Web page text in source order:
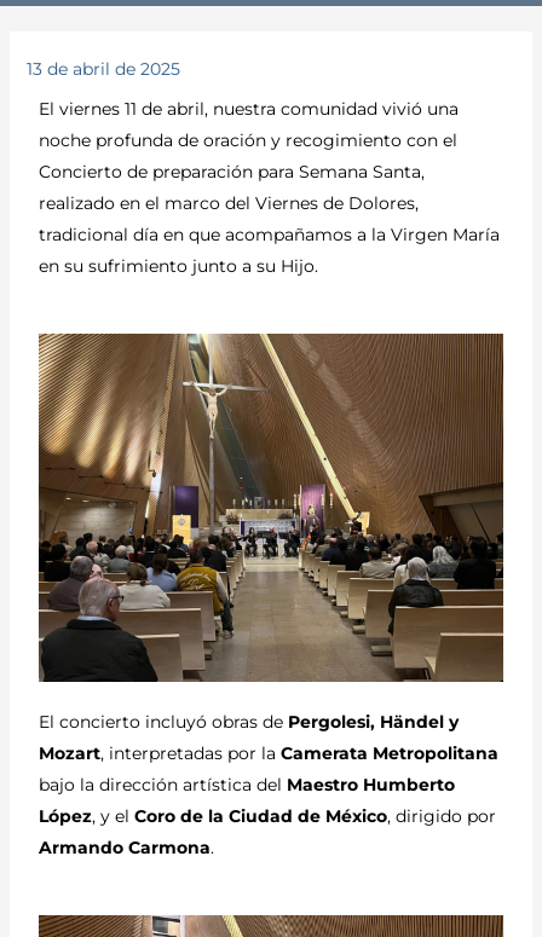
13 de abril de 2025
El viernes 11 de abril, nuestra comunidad vivió una
noche profunda de oración y recogimiento con el
Concierto de preparación para Semana Santa,
realizado en el marco del Viernes de Dolores,
tradicional día en que acompañamos a la Virgen María
en su sufrimiento junto a su Hijo.
El concierto incluyó obras de Pergolesi, Händel y
Mozart, interpretadas por la Camerata Metropolitana
bajo la dirección artística del Maestro Humberto
López, y el Coro de la Ciudad de México, dirigido por
Armando Carmona.